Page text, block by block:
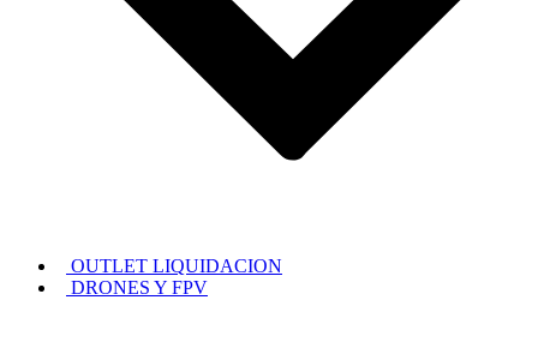
OUTLET LIQUIDACION
DRONES Y FPV